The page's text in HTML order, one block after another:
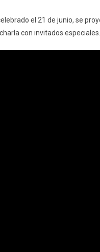
el 21 de junio, se
con invitados especiales.